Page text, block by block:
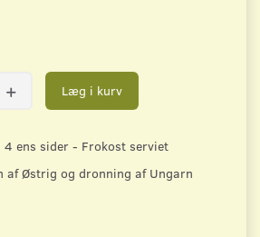
Læg i kurv
ens sider - Frokost serviet
af Østrig og dronning af Ungarn